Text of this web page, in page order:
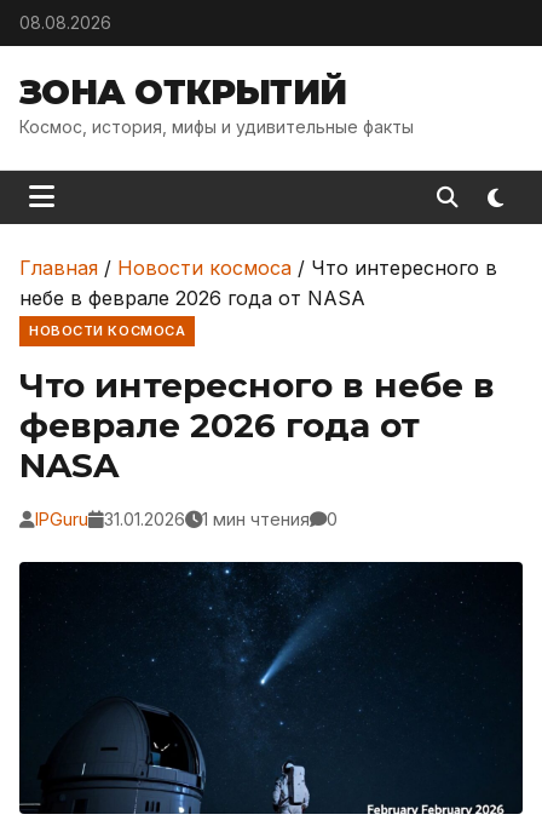
Skip to content
08.08.2026
ЗОНА ОТКРЫТИЙ
Космос, история, мифы и удивительные факты
Главная / Новости космоса / Что интересного в
небе в феврале 2026 года от NASA
НОВОСТИ КОСМОСА
Что интересного в небе в
феврале 2026 года от
NASA
IPGuru 31.01.2026 1 мин чтения 0